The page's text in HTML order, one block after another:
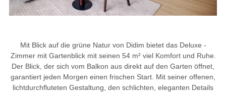
Mit Blick auf die grüne Natur von Didim bietet das Deluxe -
Zimmer mit Gartenblick mit seinen 54 m² viel Komfort und Ruhe.
Der Blick, der sich vom Balkon aus direkt auf den Garten öffnet,
garantiert jeden Morgen einen frischen Start. Mit seiner offenen,
lichtdurchfluteten Gestaltung, den schlichten, eleganten Details